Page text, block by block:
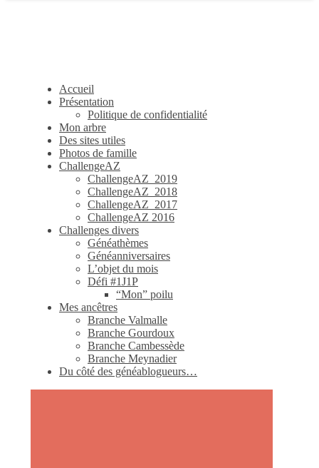
Accueil
Présentation
Politique de confidentialité
Mon arbre
Des sites utiles
Photos de famille
ChallengeAZ
ChallengeAZ_2019
ChallengeAZ_2018
ChallengeAZ_2017
ChallengeAZ 2016
Challenges divers
Généathèmes
Généanniversaires
L’objet du mois
Défi #1J1P
“Mon” poilu
Mes ancêtres
Branche Valmalle
Branche Gourdoux
Branche Cambessède
Branche Meynadier
Du côté des généablogueurs…